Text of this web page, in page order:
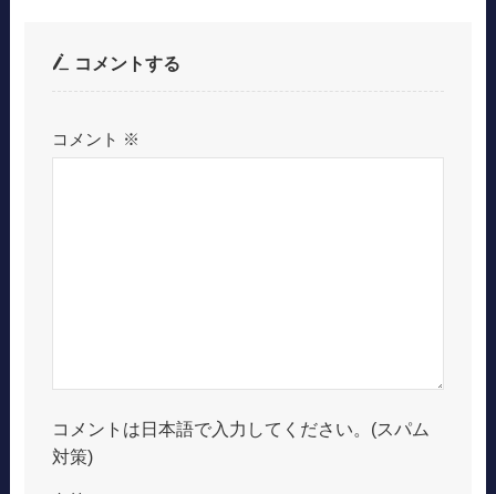
コメントする
コメント ※
コメントは日本語で入力してください。(スパム
対策)